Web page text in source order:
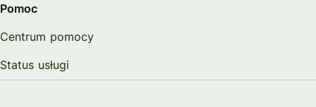
Pomoc
Centrum pomocy
Status usługi